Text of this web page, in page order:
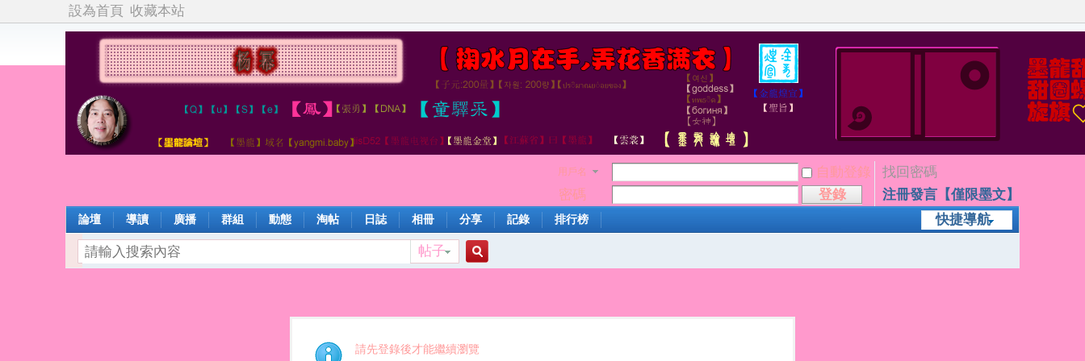
設為首頁 收藏本站
用戶名 自動登錄
找回密碼
密碼
登錄
注冊發言【僅限墨文】
快捷導航
論壇 導讀 廣播 群組 動態 淘帖 日誌 相冊 分享 記錄 排行榜
帖子
索
請先登錄後才能繼續瀏覽